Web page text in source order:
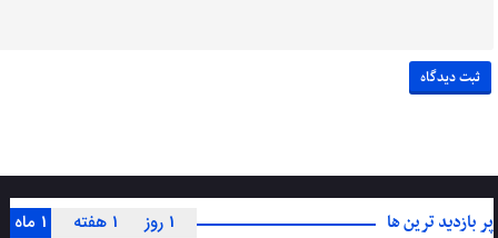
پر بازدید ترین ها 1 ماه 1 هفته 1 روز